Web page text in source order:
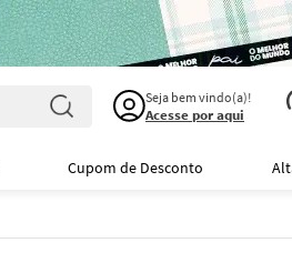
Seja bem vindo(a)!
Acesse por aqui
Cupom de Desconto